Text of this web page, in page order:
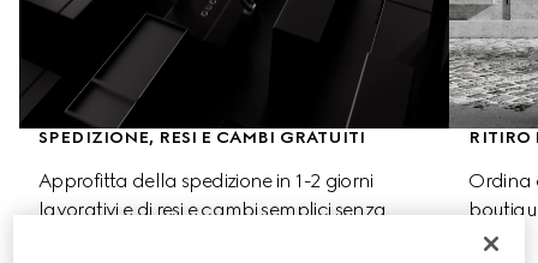
SPEDIZIONE, RESI E CAMBI GRATUITI
Approfitta della spedizione in 1-2 giorni
lavorativi e di resi e cambi semplici senza
RITIRO
Ordina